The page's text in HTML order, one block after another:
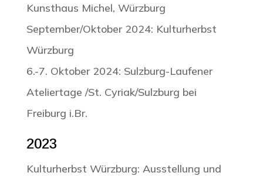
Kunsthaus Michel, Würzburg
September/Oktober 2024: Kulturherbst
Würzburg
6.-7. Oktober 2024: Sulzburg-Laufener
Ateliertage /St. Cyriak/Sulzburg bei
Freiburg i.Br.
2023
Kulturherbst Würzburg: Ausstellung und